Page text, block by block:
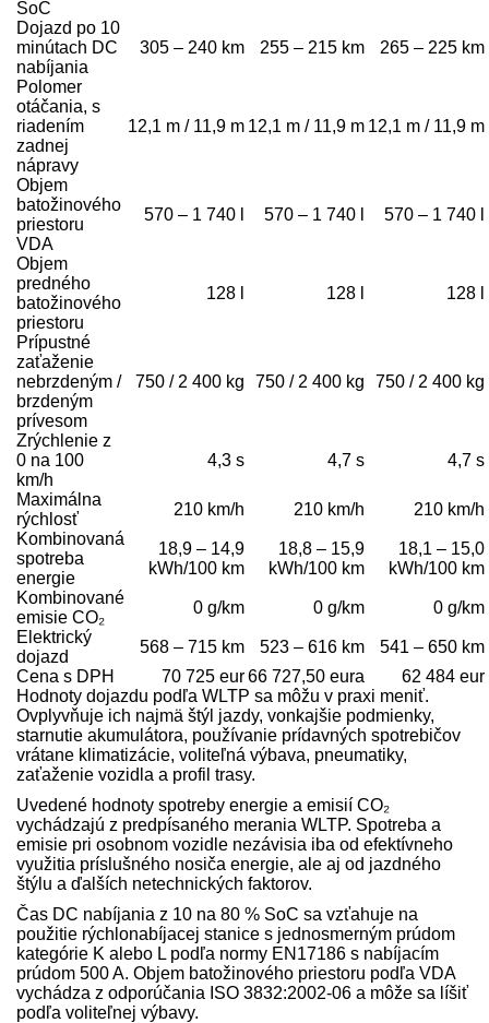
SoC
Dojazd po 10
minútach DC
nabíjania
305 – 240 km 255 – 215 km 265 – 225 km
Polomer
otáčania, s
riadením
zadnej
nápravy
12,1 m / 11,9 m 12,1 m / 11,9 m 12,1 m / 11,9 m
Objem
batožinového
priestoru
VDA
570 – 1 740 l 570 – 1 740 l 570 – 1 740 l
Objem
predného
batožinového
priestoru
128 l 128 l 128 l
Prípustné
zaťaženie
nebrzdeným /
brzdeným
prívesom
750 / 2 400 kg 750 / 2 400 kg 750 / 2 400 kg
Zrýchlenie z
0 na 100
km/h
4,3 s 4,7 s 4,7 s
Maximálna
rýchlosť
210 km/h 210 km/h
210 km/h
Kombinovaná
spotreba
energie
18,9 – 14,9
kWh/100 km
18,8 – 15,9
kWh/100 km
18,1 – 15,0
kWh/100 km
Kombinované
emisie CO₂
0 g/km 0 g/km
0 g/km
Elektrický
dojazd
568 – 715 km 523 – 616 km
541 – 650 km
Cena s DPH
70 725 eur66 727,50 eura
62 484 eur
Hodnoty dojazdu podľa WLTP sa môžu v praxi meniť.
Ovplyvňuje ich najmä štýl jazdy, vonkajšie podmienky,
starnutie akumulátora, používanie prídavných spotrebičov
vrátane klimatizácie, voliteľná výbava, pneumatiky,
zaťaženie vozidla a profil trasy.
Uvedené hodnoty spotreby energie a emisií CO₂
vychádzajú z predpísaného merania WLTP. Spotreba a
emisie pri osobnom vozidle nezávisia iba od efektívneho
využitia príslušného nosiča energie, ale aj od jazdného
štýlu a ďalších netechnických faktorov.
Čas DC nabíjania z 10 na 80 % SoC sa vzťahuje na
použitie rýchlonabíjacej stanice s jednosmerným prúdom
kategórie K alebo L podľa normy EN17186 s nabíjacím
prúdom 500 A. Objem batožinového priestoru podľa VDA
vychádza z odporúčania ISO 3832:2002-06 a môže sa líšiť
podľa voliteľnej výbavy.